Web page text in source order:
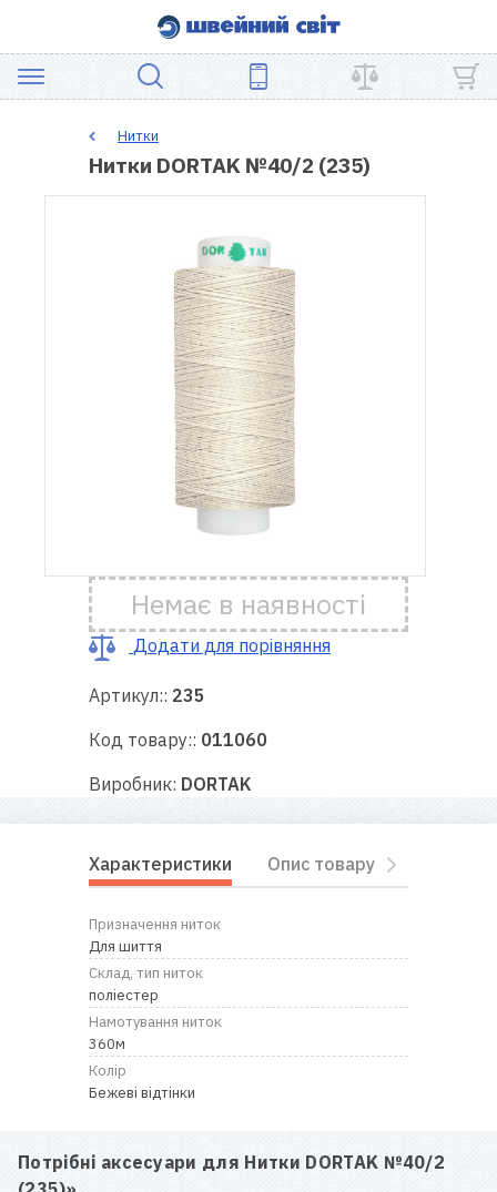
ШВЕЙНЕ
і оплата
Гарантія
Ремонт
техніки
поради
Контакти
Про
нас
Нитки
Нитки DORTAK №40/2 (235)
Немає в наявності
Додати для порівняння
Артикул:: 235
Код товару:: 011060
Виробник: DORTAK
Характеристики Опис товару
Призначення ниток
Для шиття
Склад, тип ниток
поліестер
Намотування ниток
360м
Колір
Бежеві відтінки
Потрібні аксесуари для Нитки DORTAK №40/2